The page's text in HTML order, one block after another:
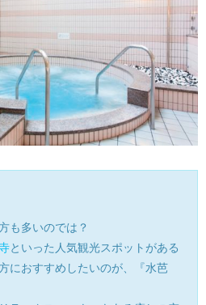
も多いのでは？
といった人気観光スポットがある
におすすめしたいのが、『水芭